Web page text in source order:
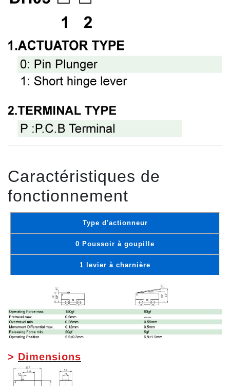
Caractéristiques de
fonctionnement
Type d'actionneur
0 Poussoir à goupille
1 levier à charnière
> Dimensions